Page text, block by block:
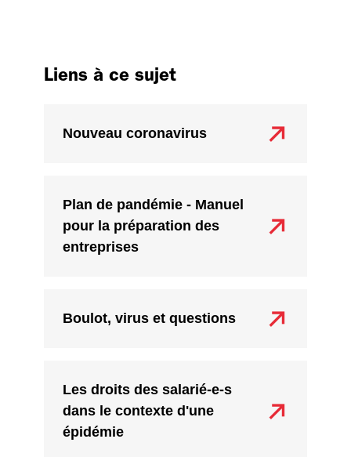
Liens à ce sujet
Nouveau coronavirus
Plan de pandémie - Manuel
pour la préparation des
entreprises
Boulot, virus et questions
Les droits des salarié-e-s
dans le contexte d'une
épidémie